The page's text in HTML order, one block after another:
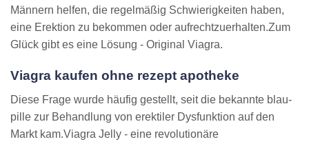
Männern helfen, die regelmäßig Schwierigkeiten haben,
eine Erektion zu bekommen oder aufrechtzuerhalten.Zum
Glück gibt es eine Lösung - Original Viagra.
Viagra kaufen ohne rezept apotheke
Diese Frage wurde häufig gestellt, seit die bekannte blau-
pille zur Behandlung von erektiler Dysfunktion auf den
Markt kam.Viagra Jelly - eine revolutionäre